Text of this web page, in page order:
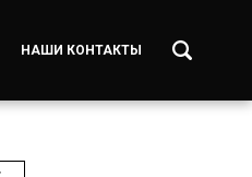
НАШИ КОНТАКТЫ